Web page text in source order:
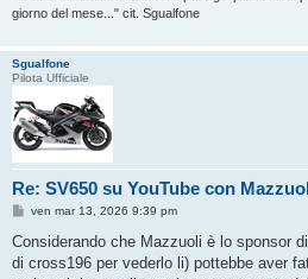
giorno del mese..." cit. Sgualfone
Sgualfone
Pilota Ufficiale
Re: SV650 su YouTube con
M
s
a
ven mar 13, 2026 9:39 pm
Considerando che Mazzuoli è lo sponsor
di cross196 per vederlo li) pottebbe aver